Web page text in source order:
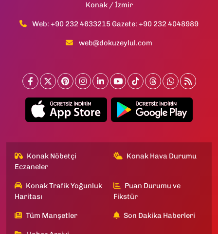
Konak / İzmir
Web: +90 232 4633215 Gazete: +90 232 4048989
web@dokuzeylul.com
Konak Nöbetçi
Eczaneler
Konak Hava Durumu
Konak Trafik Yoğunluk
Haritası
Puan Durumu ve
Fikstür
Tüm Manşetler Son Dakika Haberleri